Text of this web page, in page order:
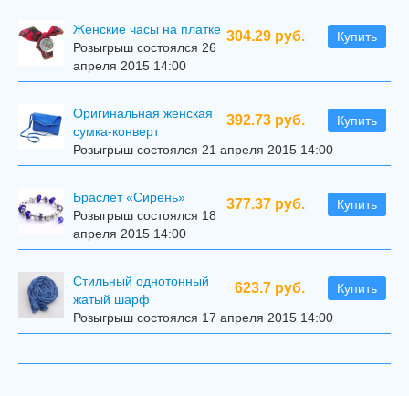
304.29 руб. Купить
Женские часы на платке
Розыгрыш состоялся 26
апреля 2015 14:00
392.73 руб. Купить
Оригинальная женская
сумка-конверт
Розыгрыш состоялся 21 апреля 2015 14:00
377.37 руб. Купить
Браслет «Сирень»
Розыгрыш состоялся 18
апреля 2015 14:00
623.7 руб. Купить
Стильный однотонный
жатый шарф
Розыгрыш состоялся 17 апреля 2015 14:00